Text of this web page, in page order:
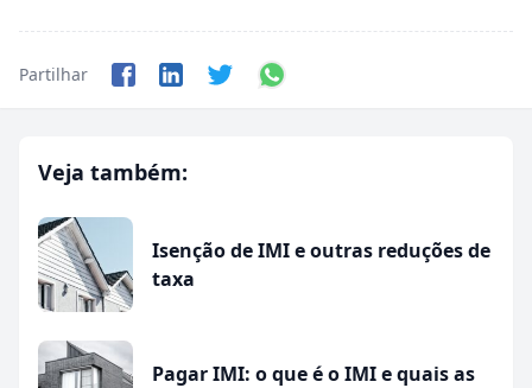
Partilhar
Veja também:
Isenção de IMI e outras reduções de
taxa
Pagar IMI: o que é o IMI e quais as